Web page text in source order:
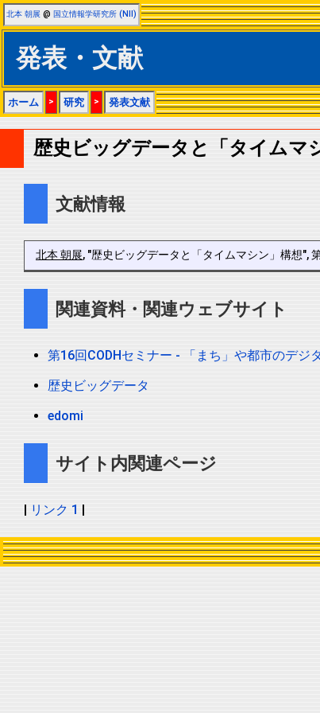
北本 朝展 @ 国立情報学研究所 (NII)
発表・文献
ホーム > 研究 > 発表文献
歴史ビッグデータと「タイムマ
文献情報
北本 朝展, "歴史ビッグデータと「タイムマシン」構想",
関連資料・関連ウェブサイト
第16回CODHセミナー - 「まち」や都市のデ
歴史ビッグデータ
edomi
サイト内関連ページ
| リンク 1 |